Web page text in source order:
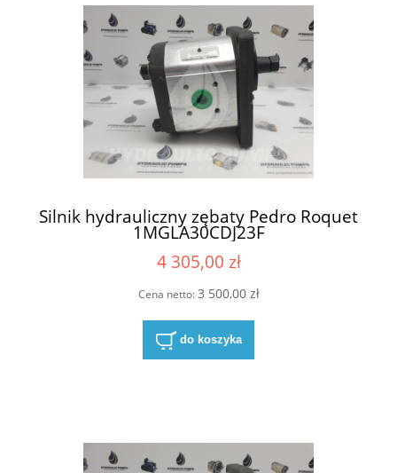
Silnik hydrauliczny zębaty Pedro Roquet
1MGLA30CDJ23F
4 305,00 zł
Cena netto:3 500,00 zł
do koszyka